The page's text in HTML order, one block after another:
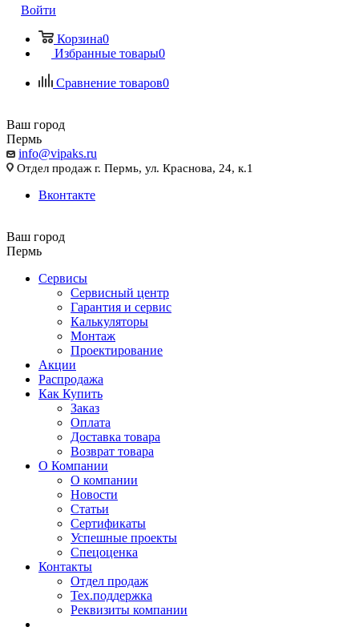
Войти
Корзина0
Избранные товары0
Сравнение товаров0
Ваш город
Пермь
info@vipaks.ru
Отдел продаж г. Пермь, ул. Краснова, 24, к.1
Вконтакте
Ваш город
Пермь
Сервисы
Сервисный центр
Гарантия и сервис
Калькуляторы
Монтаж
Проектирование
Акции
Распродажа
Как Купить
Заказ
Оплата
Доставка товара
Возврат товара
О Компании
О компании
Новости
Статьи
Сертификаты
Успешные проекты
Спецоценка
Контакты
Отдел продаж
Тех.поддержка
Реквизиты компании